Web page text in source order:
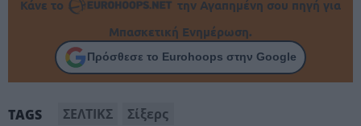
Κάνε το
την Αγαπημένη σου πηγή για
Μπασκετική Ενημέρωση.
Πρόσθεσε το Eurohoops στην Google
TAGS ΣΕΛΤΙΚΣ Σίξερς